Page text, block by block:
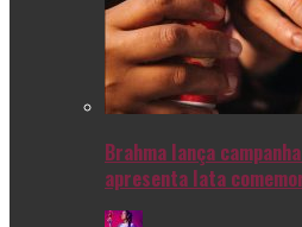
Brahma lança
apresenta lata